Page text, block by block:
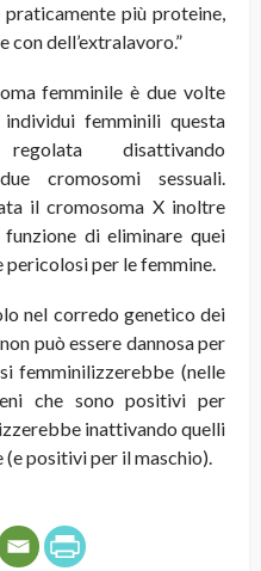
più proteine,
con dell’extralavoro.”
femminile è due volte
femminili questa
disattivando
cromosomi sessuali.
il cromosoma X inoltre
di eliminare quei
pericolosi per le femmine.
nel corredo genetico dei
può essere dannosa per
femminilizzerebbe (nelle
che sono positivi per
inattivando quelli
(e positivi per il maschio).